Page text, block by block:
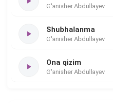
G'anisher Abdullayev
Shubhalanma
G'anisher Abdullayev
Ona qizim
G'anisher Abdullayev